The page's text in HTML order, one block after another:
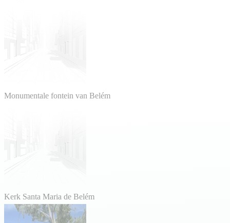
Monumentale fontein van Belém
Kerk Santa Maria de Belém